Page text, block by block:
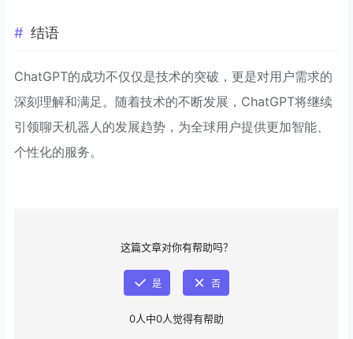
结语
ChatGPT的成功不仅仅是技术的突破，更是对用户需求的
深刻理解和满足。随着技术的不断发展，ChatGPT将继续
引领聊天机器人的发展趋势，为全球用户提供更加智能、
个性化的服务。
这篇文章对你有帮助吗？
是 否
0人中0人觉得有帮助